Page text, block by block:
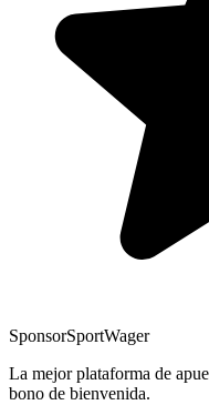
SponsorSportWager
La mejor plataforma de
bono de bienvenida.